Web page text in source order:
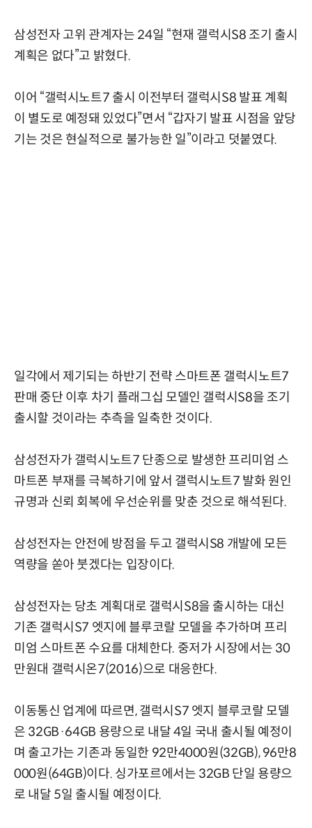
삼성전자 고위 관계자는 24일 “현재 갤럭시S8 조기 출시
계획은 없다”고 밝혔다.
이어 “갤럭시노트7 출시 이전부터 갤럭시S8 발표 계획
이 별도로 예정돼 있었다”면서 “갑자기 발표 시점을 앞당
기는 것은 현실적으로 불가능한 일”이라고 덧붙였다.
일각에서 제기되는 하반기 전략 스마트폰 갤럭시노트7
판매 중단 이후 차기 플래그십 모델인 갤럭시S8을 조기
출시할 것이라는 추측을 일축한 것이다.
삼성전자가 갤럭시노트7 단종으로 발생한 프리미엄 스
마트폰 부재를 극복하기에 앞서 갤럭시노트7 발화 원인
규명과 신뢰 회복에 우선순위를 맞춘 것으로 해석된다.
삼성전자는 안전에 방점을 두고 갤럭시S8 개발에 모든
역량을 쏟아 붓겠다는 입장이다.
삼성전자는 당초 계획대로 갤럭시S8을 출시하는 대신
기존 갤럭시S7 엣지에 블루코랄 모델을 추가하며 프리
미엄 스마트폰 수요를 대체한다. 중저가 시장에서는 30
만원대 갤럭시온7(2016)으로 대응한다.
이동통신 업계에 따르면, 갤럭시S7 엣지 블루코랄 모델
은 32GB·64GB 용량으로 내달 4일 국내 출시될 예정이
며 출고가는 기존과 동일한 92만4000원(32GB), 96만8
000원(64GB)이다. 싱가포르에서는 32GB 단일 용량으
로 내달 5일 출시될 예정이다.